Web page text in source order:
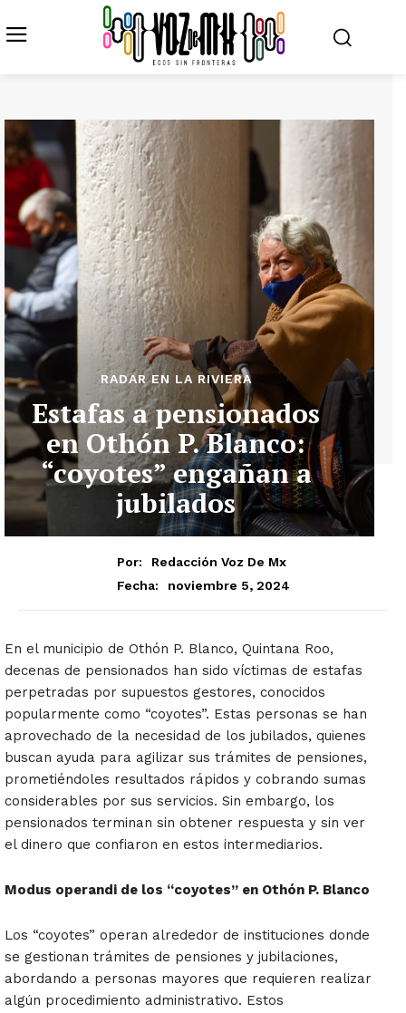
RADAR EN LA RIVIERA
Estafas a pensionados
en Othón P. Blanco:
“coyotes” engañan a
jubilados
Por:
Redacción Voz De Mx
Fecha:
noviembre 5, 2024
En el municipio de Othón P. Blanco, Quintana Roo,
decenas de pensionados han sido víctimas de estafas
perpetradas por supuestos gestores, conocidos
popularmente como “coyotes”. Estas personas se han
aprovechado de la necesidad de los jubilados, quienes
buscan ayuda para agilizar sus trámites de pensiones,
prometiéndoles resultados rápidos y cobrando sumas
considerables por sus servicios. Sin embargo, los
pensionados terminan sin obtener respuesta y sin ver
el dinero que confiaron en estos intermediarios.
Modus operandi de los “coyotes” en Othón P. Blanco
Los “coyotes” operan alrededor de instituciones donde
se gestionan trámites de pensiones y jubilaciones,
abordando a personas mayores que requieren realizar
algún procedimiento administrativo. Estos